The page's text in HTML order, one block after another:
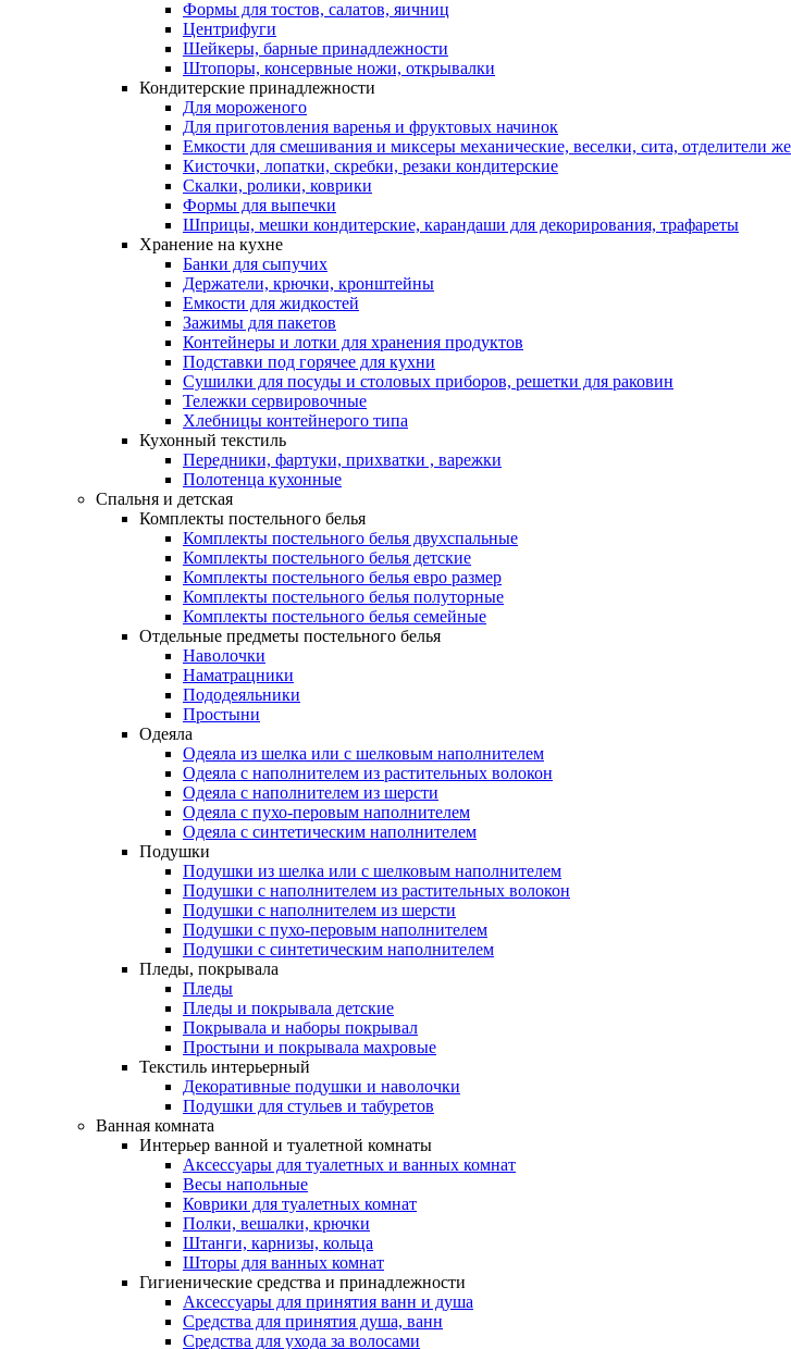
Формы для тостов, салатов, яичниц
Центрифуги
Шейкеры, барные принадлежности
Штопоры, консервные ножи, открывалки
Кондитерские принадлежности
Для мороженого
Для приготовления варенья и фруктовых начинок
Емкости для смешивания и миксеры механические, веселки, сита, отделители
Кисточки, лопатки, скребки, резаки кондитерские
Скалки, ролики, коврики
Формы для выпечки
Шприцы, мешки кондитерские, карандаши для декорирования, трафареты
Хранение на кухне
Банки для сыпучих
Держатели, крючки, кронштейны
Емкости для жидкостей
Зажимы для пакетов
Контейнеры и лотки для хранения продуктов
Подставки под горячее для кухни
Сушилки для посуды и столовых приборов, решетки для раковин
Тележки сервировочные
Хлебницы контейнерого типа
Кухонный текстиль
Передники, фартуки, прихватки , варежки
Полотенца кухонные
Спальня и детская
Комплекты постельного белья
Комплекты постельного белья двухспальные
Комплекты постельного белья детские
Комплекты постельного белья евро размер
Комплекты постельного белья полуторные
Комплекты постельного белья семейные
Отдельные предметы постельного белья
Наволочки
Наматрацники
Пододеяльники
Простыни
Одеяла
Одеяла из шелка или с шелковым наполнителем
Одеяла с наполнителем из растительных волокон
Одеяла с наполнителем из шерсти
Одеяла с пухо-перовым наполнителем
Одеяла с синтетическим наполнителем
Подушки
Подушки из шелка или с шелковым наполнителем
Подушки с наполнителем из растительных волокон
Подушки с наполнителем из шерсти
Подушки с пухо-перовым наполнителем
Подушки с синтетическим наполнителем
Пледы, покрывала
Пледы
Пледы и покрывала детские
Покрывала и наборы покрывал
Простыни и покрывала махровые
Текстиль интерьерный
Декоративные подушки и наволочки
Подушки для стульев и табуретов
Ванная комната
Интерьер ванной и туалетной комнаты
Аксессуары для туалетных и ванных комнат
Весы напольные
Коврики для туалетных комнат
Полки, вешалки, крючки
Штанги, карнизы, кольца
Шторы для ванных комнат
Гигиенические средства и принадлежности
Аксессуары для принятия ванн и душа
Средства для принятия душа, ванн
Средства для ухода за волосами